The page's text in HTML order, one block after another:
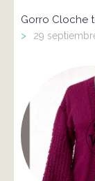
Gorro Cloche
> 29